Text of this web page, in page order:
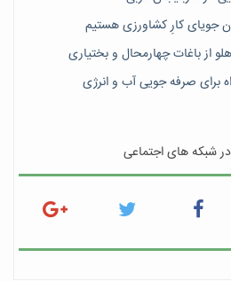
جویای کارِ کشاورزی هستیم
برای صرفه جویی آب و انرژی
شبکه های اجتماعی